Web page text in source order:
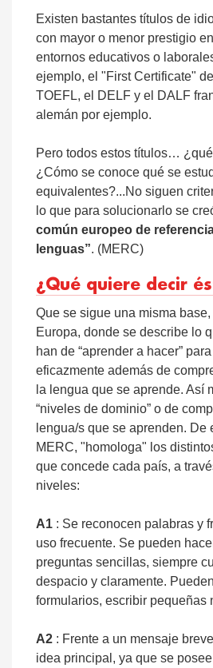
Existen bastantes títulos de
con mayor o menor prestigio
entornos educativos o
ejemplo, el "First Certificate"
TOEFL, el DELF y el DALF
alemán por ejemplo.
Pero todos estos títulos…
¿Cómo se conoce qué se
equivalentes?...No siguen
lo que para solucionarlo se
común europeo de
lenguas”. (MERC)
¿Qué quiere decir
Que se sigue una misma
Europa, donde se describe lo
han de “aprender a hacer”
eficazmente además de
la lengua que se aprende. Así
“niveles de dominio” o de
lengua/s que se aprenden. De
MERC, "homologa" los
que concede cada país, a
niveles:
A1 : Se reconocen palabras y
uso frecuente. Se pueden
preguntas sencillas, siempre
despacio y claramente.
formularios, escribir pequeñas
A2 : Frente a un mensaje
idea principal, ya que se